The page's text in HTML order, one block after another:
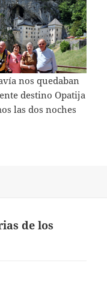
nos quedaban
destino Opatija
las dos noches
de los